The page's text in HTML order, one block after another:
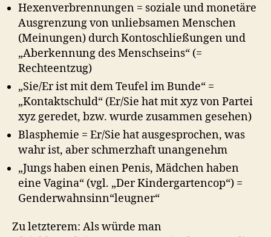
Hexenverbrennungen = soziale und monetäre
Ausgrenzung von unliebsamen Menschen
(Meinungen) durch Kontoschließungen und
„Aberkennung des Menschseins“ (=
Rechteentzug)
„Sie/Er ist mit dem Teufel im Bunde“ =
„Kontaktschuld“ (Er/Sie hat mit xyz von Partei
xyz geredet, bzw. wurde zusammen gesehen)
Blasphemie = Er/Sie hat ausgesprochen, was
wahr ist, aber schmerzhaft unangenehm
„Jungs haben einen Penis, Mädchen haben
eine Vagina“ (vgl. „Der Kindergartencop“) =
Genderwahnsinn“leugner“
Zu letzterem: Als würde man